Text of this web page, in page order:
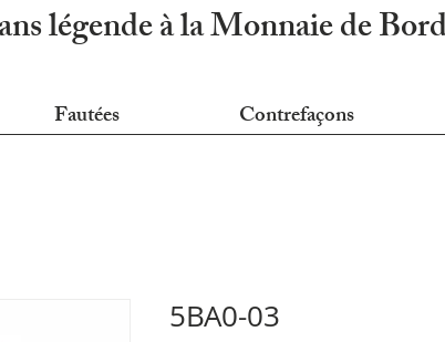
légende à la Monnaie de
Fautées Contrefaçons
5BA0-03